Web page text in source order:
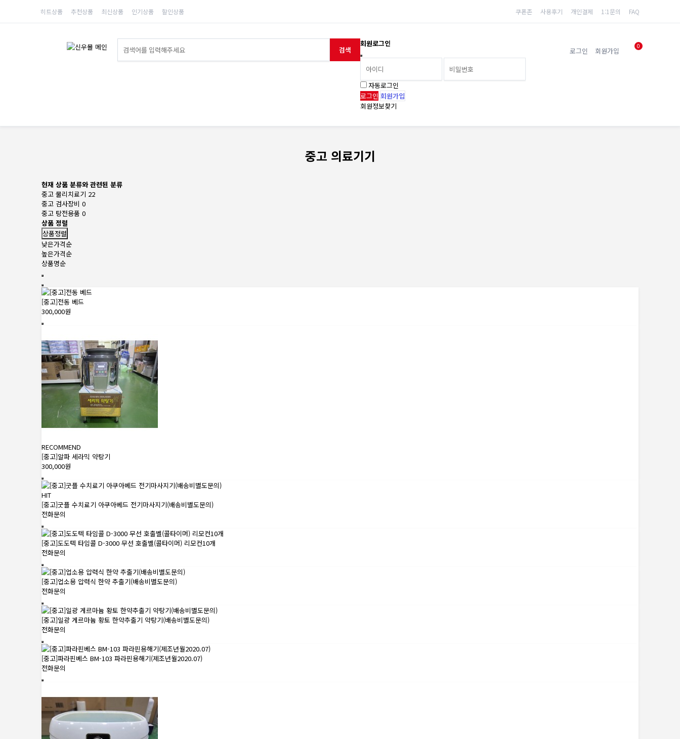
히트상품 추천상품 최신상품 인기상품 할인상품 FAQ
1:1문의
개인결제
사용후기
쿠폰존
검색 로그인 회원가입
0
회원로그인
자동로그인
회원가입
회원정보찾기
중고 의료기기
현재 상품 분류와 관련된 분류
중고 물리치료기 22
중고 검사장비 0
중고 탕전용품 0
상품 정렬
상품정렬
낮은가격순
높은가격순
상품명순
[중고]전동 베드
300,000원
RECOMMEND
[중고]알파 세라믹 약탕기
300,000원
HIT
[중고]굿플 수치료기 아쿠아베드 전기마사지기(배송비별도문의)
전화문의
[중고]도도텍 타임콜 D-3000 무선 호출벨(콜타이머) 리모컨10개
전화문의
[중고]업소용 압력식 한약 추출기(배송비별도문의)
전화문의
[중고]일광 게르마늄 황토 한약추출기 약탕기(배송비별도문의)
전화문의
[중고]파라핀베스 BM-103 파라핀용해기(제조년월2020.07)
전화문의